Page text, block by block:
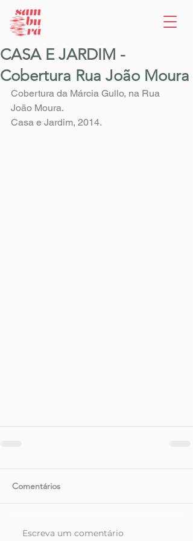
CASA E JARDIM -
Cobertura Rua João Moura
Cobertura da Márcia Gullo, na Rua
João Moura.
Casa e Jardim, 2014.
Comentários
Escreva um comentário